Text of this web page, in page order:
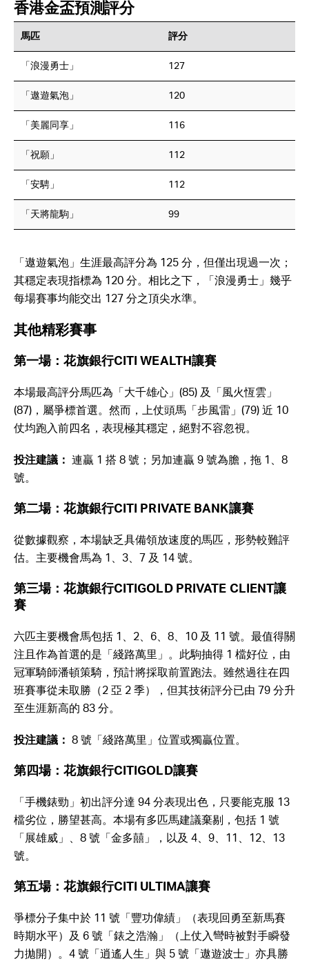
香港金盃預測評分
馬匹 評分
「浪漫勇士」 127
「遨遊氣泡」 120
「美麗同享」 116
「祝願」 112
「安騁」 112
「天將龍駒」 99
「遨遊氣泡」生涯最高評分為 125 分，但僅出現過一次；
其穩定表現指標為 120 分。相比之下，「浪漫勇士」幾乎
每場賽事均能交出 127 分之頂尖水準。
其他精彩賽事
第一場：花旗銀行CITI WEALTH讓賽
本場最高評分馬匹為「大千雄心」(85) 及「風火恆雲」
(87)，屬爭標首選。然而，上仗頭馬「步風雷」(79) 近 10
仗均跑入前四名，表現極其穩定，絕對不容忽視。
投注建議：
連贏 1 搭 8 號；另加連贏 9 號為膽，拖 1、8
號。
第二場：花旗銀行CITI PRIVATE BANK讓賽
從數據觀察，本場缺乏具備領放速度的馬匹，形勢較難評
估。主要機會馬為 1、3、7 及 14 號。
第三場：花旗銀行CITIGOLD PRIVATE CLIENT讓
賽
六匹主要機會馬包括 1、2、6、8、10 及 11 號。最值得關
注且作為首選的是「綫路萬里」。此駒抽得 1 檔好位，由
冠軍騎師潘頓策騎，預計將採取前置跑法。雖然過往在四
班賽事從未取勝（2 亞 2 季），但其技術評分已由 79 分升
至生涯新高的 83 分。
投注建議： 8 號「綫路萬里」位置或獨贏位置。
第四場：花旗銀行CITIGOLD讓賽
「手機錶勁」初出評分達 94 分表現出色，只要能克服 13
檔劣位，勝望甚高。本場有多匹馬建議棄剔，包括 1 號
「展雄威」、8 號「金多囍」，以及 4、9、11、12、13
號。
第五場：花旗銀行CITI ULTIMA讓賽
爭標分子集中於 11 號「豐功偉績」（表現回勇至新馬賽
時期水平）及 6 號「錶之浩瀚」（上仗入彎時被對手瞬發
力拋開）。4 號「逍遙人生」與 5 號「遨遊波士」亦具勝